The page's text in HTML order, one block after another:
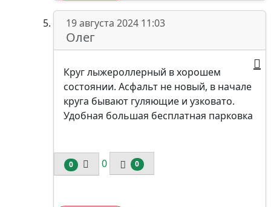
19 августа 2024 11:03
Олег
Круг лыжероллерный в хорошем
состоянии. Асфальт не новый, в начале
круга бывают гуляющие и узковато.
Удобная большая бесплатная парковка
0 0 0